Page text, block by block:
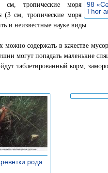
98
Thor
тропические моря
(3 см, тропические моря
и неизвестные науке виды.
содержать в качестве
могут попадать маленькие
таблетированный корм,
рода